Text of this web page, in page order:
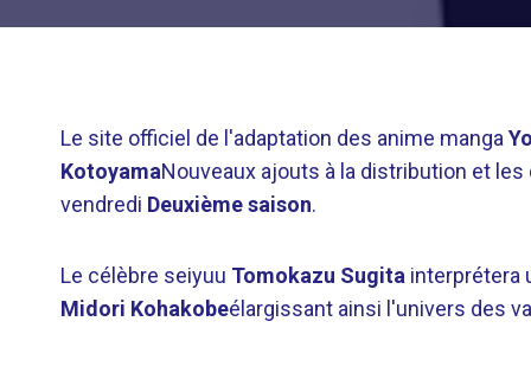
Le site officiel de l'adaptation des anime manga
KotoyamaNouveaux ajouts à la distribution et
vendredi Deuxième saison.
Le célèbre seiyuu Tomokazu Sugita interprétera
Midori Kohakobeélargissant ainsi l'univers des